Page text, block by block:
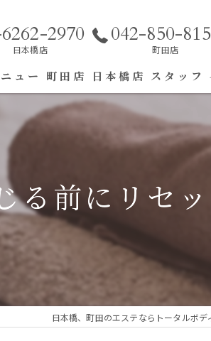
2970
日本橋店
042-850-
町田店
ュー
エステ
町田店 日本橋店 スタッフ
る前にリセッ
日本橋、町田のエステならトータルボデ